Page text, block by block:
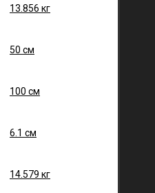
13.856 кг
50 см
100 см
6.1 см
14.579 кг